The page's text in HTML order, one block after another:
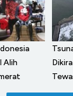
Alih